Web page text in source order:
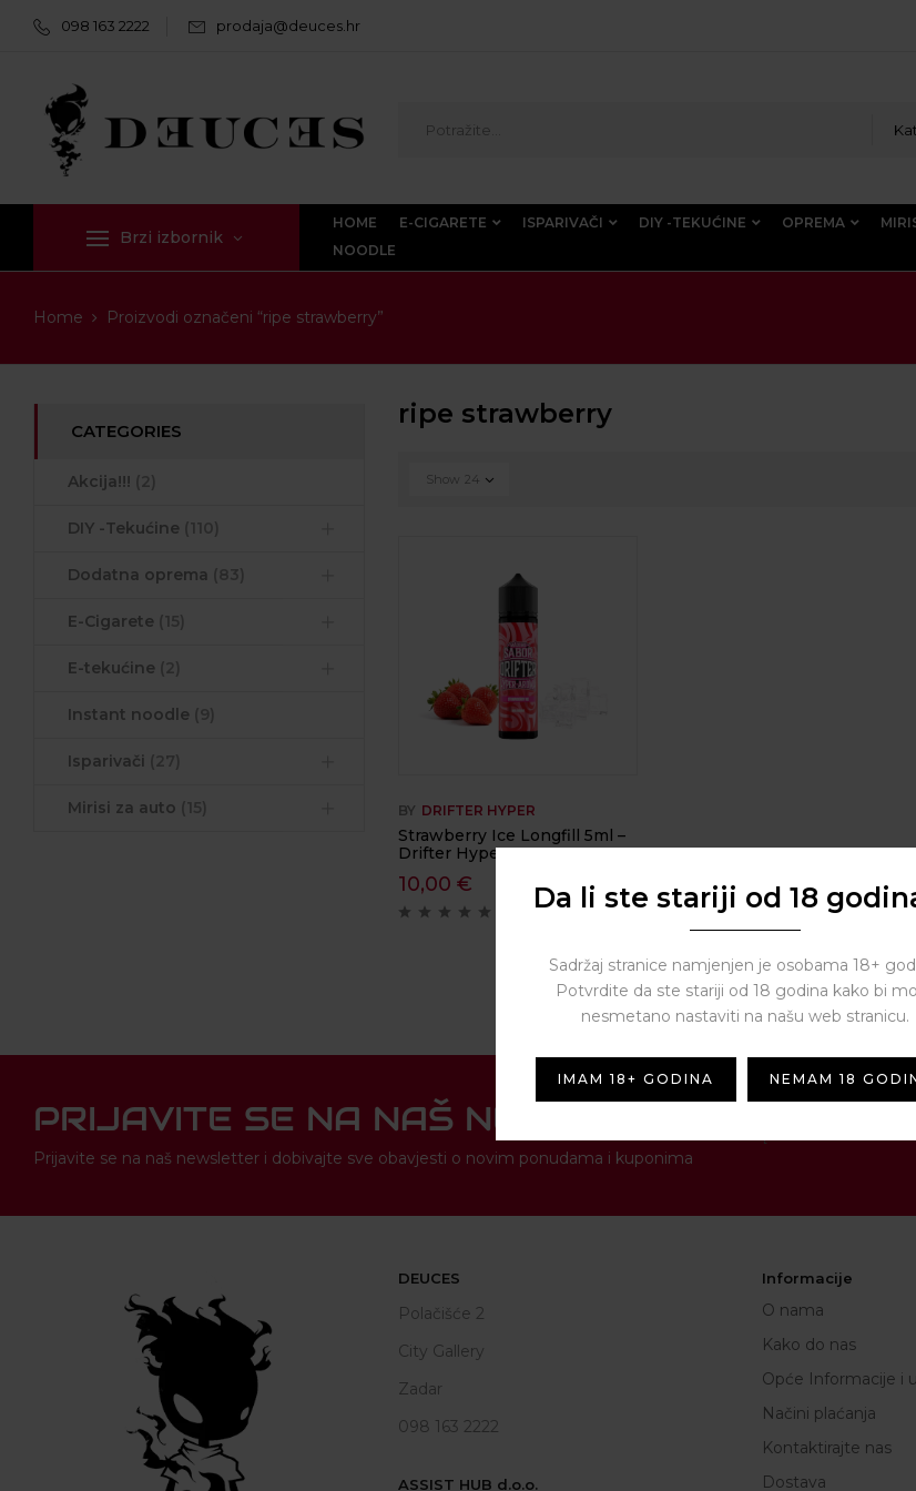
098 163 2222 prodaja@deuces.hr
Brzi izbornik
HOME E-CIGARETE ISPARIVAČI DIY -TEKUĆINE OPREMA
NOODLE
Home Proizvodi označeni “ripe strawberry”
CATEGORIES
Akcija!!!
DIY -Tekućine
Dodatna oprema
E-Cigarete
E-tekućine
Instant noodle
Isparivači
Mirisi za auto
ripe strawberry
Show 24
BY DRIFTER HYPER
Strawberry Ice Longfill 5ml –
Drifter Hyper
10,00 €
( 0 reviews )
PRIJAVITE SE NA NAŠ NEWSLETTER
Prijavite se na naš newsletter i dobivajte sve obavjesti o novim ponudama i kuponima
[contact-form-7
DEUCES
Polačišće 2
City Gallery
Zadar
098 163 2222
ASSIST HUB d.o.o.
Informacije
O nama
Kako do nas
Opće Informacije i
Načini plaćanja
Kontaktirajte nas
Dostava
Da li ste stariji od 18
Sadržaj stranice namjenjen je osobama 18+
Potvrdite da ste stariji od 18 godina kako bi
nesmetano nastaviti na našu web stranicu.
IMAM 18+ GODINA NEMAM 18